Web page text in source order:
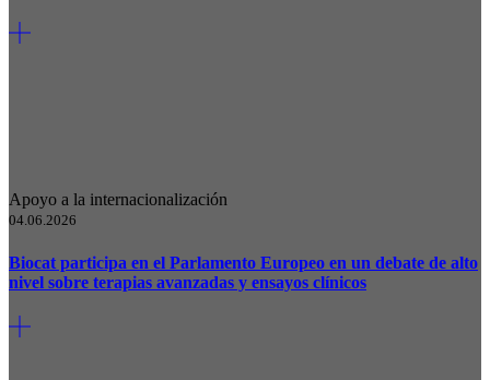
Apoyo a la internacionalización
04.06.2026
Biocat participa en el Parlamento Europeo en un debate de alto
nivel sobre terapias avanzadas y ensayos clínicos